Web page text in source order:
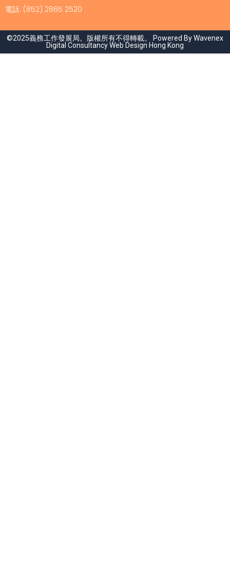
電話: (852) 2865 2520
©2025義務工作發展局。版權所有不得轉載。 Powered By Wavenex
Digital ConsultancyWeb Design Hong Kong